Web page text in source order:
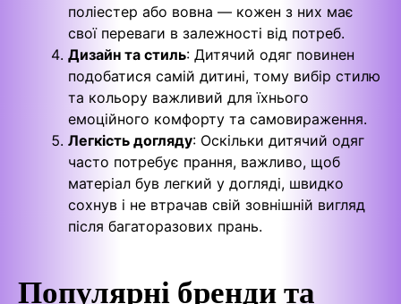
поліестер або вовна — кожен з них має
свої переваги в залежності від потреб.
Дизайн та стиль: Дитячий одяг повинен
подобатися самій дитині, тому вибір стилю
та кольору важливий для їхнього
емоційного комфорту та самовираження.
Легкість догляду: Оскільки дитячий одяг
часто потребує прання, важливо, щоб
матеріал був легкий у догляді, швидко
сохнув і не втрачав свій зовнішній вигляд
після багаторазових прань.
Популярні бренди та